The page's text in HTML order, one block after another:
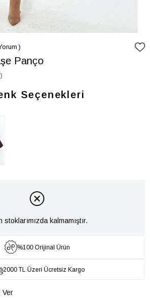
Panço
Seçenekleri
stoklarımızda kalmamıştır.
%100 Orijinal Ürün
2000 TL Üzeri Ücretsiz Kargo
Ver